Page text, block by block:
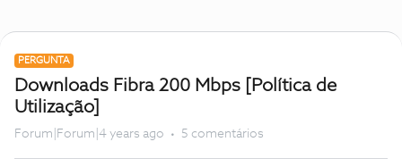
PERGUNTA
Downloads Fibra 200 Mbps [Política de
Utilização]
Forum|Forum|4 years ago 5 comentários